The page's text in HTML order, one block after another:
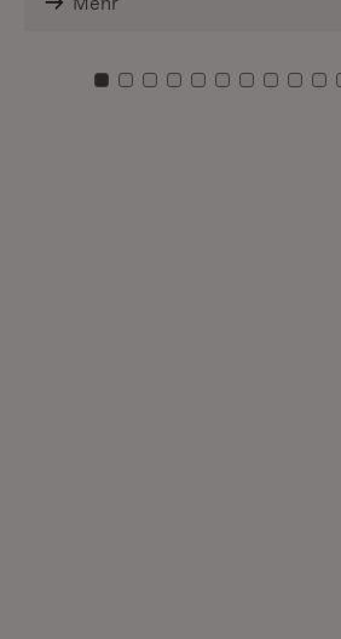
Zu Kachel: 0
Zu Kachel: 1
Zu Kachel: 2
Zu Kachel: 3
Zu Kachel: 4
Zu Kachel:
ZuZuZu